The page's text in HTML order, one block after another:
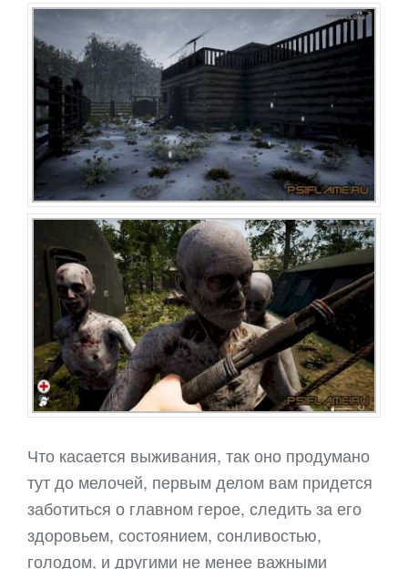
Что касается выживания, так оно продумано
тут до мелочей, первым делом вам придется
заботиться о главном герое, следить за его
здоровьем, состоянием, сонливостью,
голодом, и другими не менее важными